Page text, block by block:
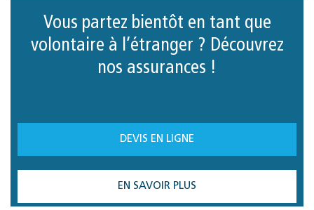
Vous partez bientôt en tant que
volontaire à l’étranger ? Découvrez
nos assurances !
DEVIS EN LIGNE
EN SAVOIR PLUS